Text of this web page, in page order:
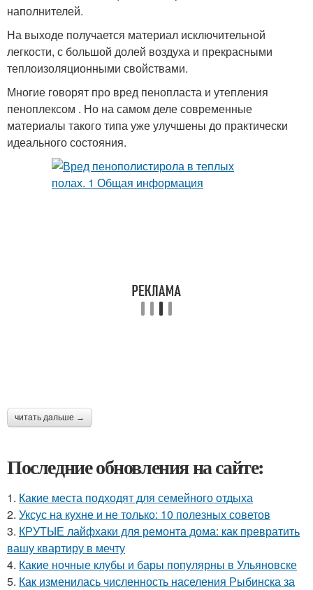
наполнителей.
На выходе получается материал исключительной
легкости, с большой долей воздуха и прекрасными
теплоизоляционными свойствами.
Многие говорят про вред пенопласта и утепления
пеноплексом . Но на самом деле современные
материалы такого типа уже улучшены до практически
идеального состояния.
читать дальше →
Последние обновления на сайте:
1. Какие места подходят для семейного отдыха
2. Уксус на кухне и не только: 10 полезных советов
3. КРУТЫЕ лайфхаки для ремонта дома: как превратить
вашу квартиру в мечту
4. Какие ночные клубы и бары популярны в Ульяновске
5. Как изменилась численность населения Рыбинска за